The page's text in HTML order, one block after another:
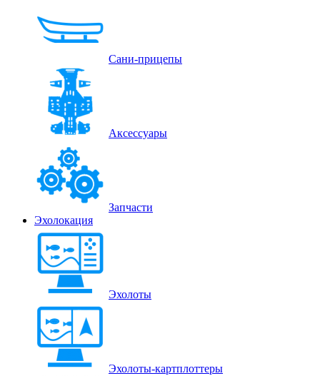
Сани-прицепы
Аксессуары
Запчасти
Эхолокация
Эхолоты
Эхолоты-картплоттеры